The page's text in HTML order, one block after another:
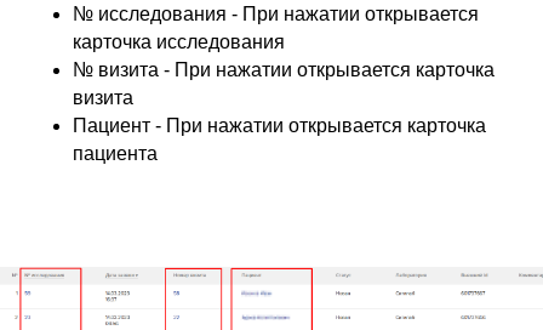
№ исследования - При нажатии открывается
карточка исследования
№ визита - При нажатии открывается карточка
визита
Пациент - При нажатии открывается карточка
пациента